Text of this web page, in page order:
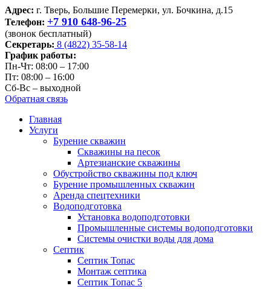
Адрес: г. Тверь, Большие Перемерки, ул. Бочкина, д.15
Телефон: +7 910 648-96-25
(звонок бесплатный)
Секретарь: 8 (4822) 35-58-14
График работы:
Пн-Чт: 08:00 – 17:00
Пт: 08:00 – 16:00
Сб-Вс – выходной
Обратная связь
Главная
Услуги
Бурение скважин
Скважины на песок
Артезианские скважины
Обустройство скважины под ключ
Бурение промышленных скважин
Аренда спецтехники
Водоподготовка
Установка водоподготовки
Промышленные системы водоподготовки
Системы очистки воды для дома
Септик
Септик Топас
Монтаж септика
Септик Топас 5